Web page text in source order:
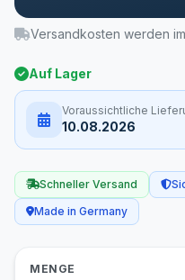
Versandkosten werden
Auf Lager
Voraussichtliche
10.08.2026
Schneller Versand
Made in Germany
MENGE